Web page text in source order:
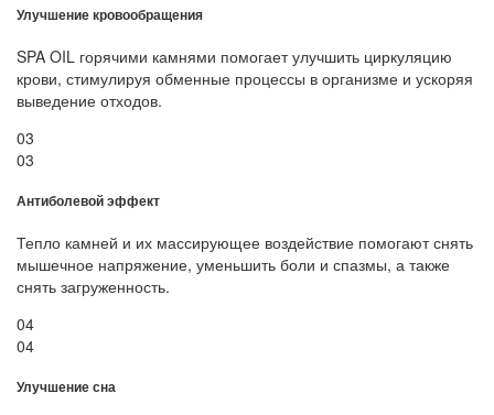
Улучшение кровообращения
SPA OIL горячими камнями помогает улучшить циркуляцию
крови, стимулируя обменные процессы в организме и ускоряя
выведение отходов.
03
03
Антиболевой эффект
Тепло камней и их массирующее воздействие помогают снять
мышечное напряжение, уменьшить боли и спазмы, а также
снять загруженность.
04
04
Улучшение сна